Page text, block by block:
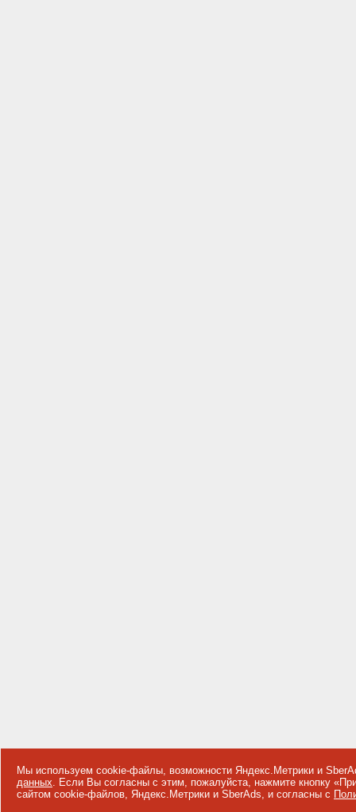
Мы используем cookie-файлы, возможности Яндекс.Метрики и
данных. Если Вы согласны с этим, пожалуйста, нажмите кнопку
сайтом cookie-файлов, Яндекс.Метрики и SberAds, и согласны с